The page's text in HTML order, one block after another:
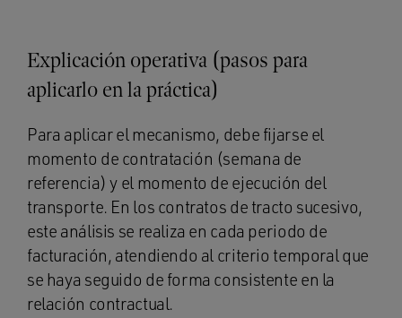
Explicación operativa (pasos para
aplicarlo en la práctica)
Para aplicar el mecanismo, debe fijarse el
momento de contratación (semana de
referencia) y el momento de ejecución del
transporte. En los contratos de tracto sucesivo,
este análisis se realiza en cada periodo de
facturación, atendiendo al criterio temporal que
se haya seguido de forma consistente en la
relación contractual.